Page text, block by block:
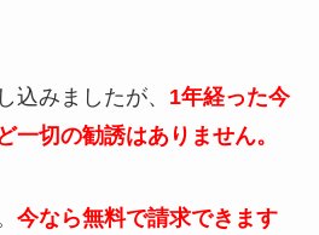
込みましたが、 1年経った今
一切の勧誘はありません。
今なら無料で請求できます